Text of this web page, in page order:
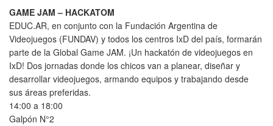
GAME JAM – HACKATOM
EDUC.AR, en conjunto con la Fundación Argentina de
Videojuegos (FUNDAV) y todos los centros IxD del país, formarán
parte de la Global Game JAM. ¡Un hackatón de videojuegos en
IxD! Dos jornadas donde los chicos van a planear, diseñar y
desarrollar videojuegos, armando equipos y trabajando desde
sus áreas preferidas.
14:00 a 18:00
Galpón N°2